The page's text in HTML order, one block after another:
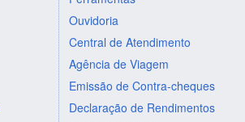
Ouvidoria
Central de Atendimento
Agência de Viagem
Emissão de Contra-cheques
Declaração de Rendimentos